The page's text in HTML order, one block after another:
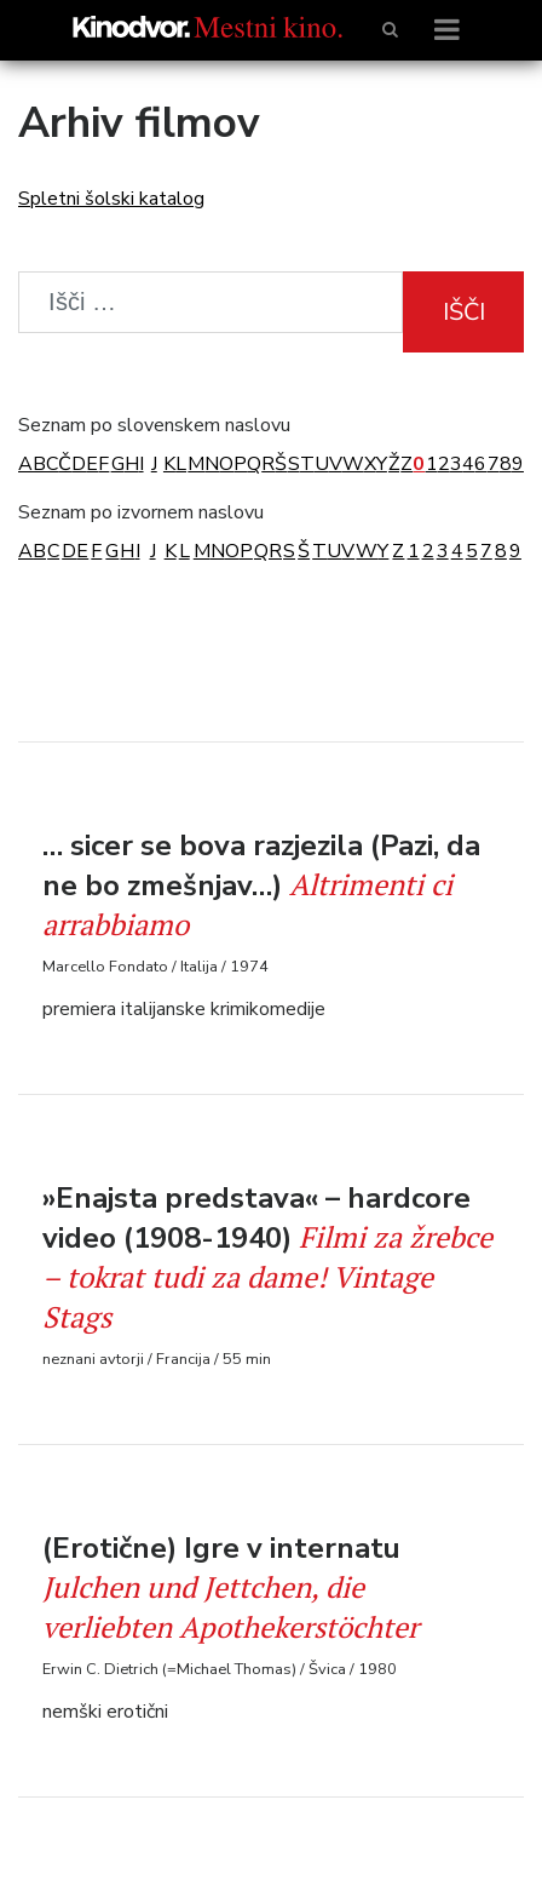
Arhiv filmov
Spletni šolski katalog
IŠČI
Seznam po slovenskem naslovu
ABCČDEFGHI J KLMNOPQRŠSTUVWXYŽZ012346789
Seznam po izvornem naslovu
ABCDEFGHI J KLMNOPQRSŠTUVWYZ 1 2345789
… sicer se bova razjezila (Pazi, da
ne bo zmešnjav…) Altrimenti ci
arrabbiamo
Marcello Fondato / Italija / 1974
premiera italijanske krimikomedije
»Enajsta predstava« – hardcore
video (1908-1940) Filmi za žrebce
– tokrat tudi za dame! Vintage
Stags
neznani avtorji / Francija / 55 min
(Erotične) Igre v internatu
Julchen und Jettchen, die
verliebten Apothekerstöchter
Erwin C. Dietrich (=Michael Thomas) / Švica / 1980
nemški erotični